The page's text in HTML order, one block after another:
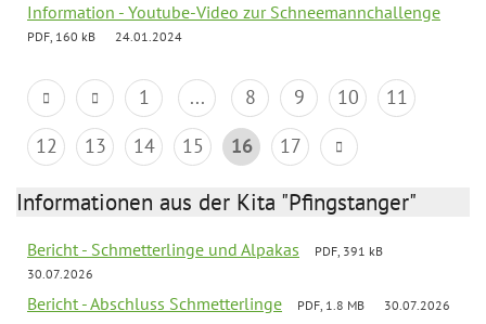
Information - Youtube-Video zur Schneemannchallenge
PDF, 160 kB 24.01.2024
1 ... 8 9 10
11
12
13 14 15 16 17
Informationen aus der Kita "Pfingstanger"
Bericht - Schmetterlinge und Alpakas
PDF, 391 kB
30.07.2026
Bericht - Abschluss Schmetterlinge PDF, 1.8 MB 30.07.2026